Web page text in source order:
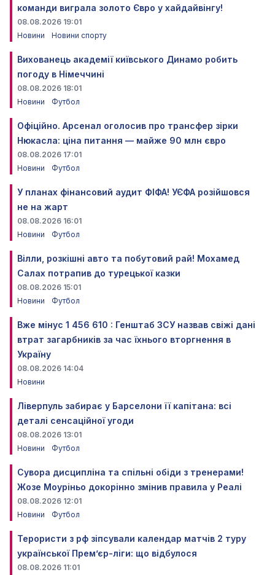
команди виграла золото Євро у хайдайвінгу!
08.08.2026 19:01
Новини
Новини спорту
Вихованець академії київського Динамо робить
погоду в Німеччині
08.08.2026 18:01
Новини
Футбол
Офіційно. Арсенал оголосив про трансфер зірки
Нюкасла: ціна питання — майже 90 млн євро
08.08.2026 17:01
Новини
Футбол
У планах фінансовий аудит ФІФА! УЄФА розійшовся
не на жарт
08.08.2026 16:01
Новини
Футбол
Вілли, розкішні авто та побутовий рай! Мохамед
Салах потрапив до турецької казки
08.08.2026 15:01
Новини
Футбол
Вже мінус 1 456 610 : Генштаб ЗСУ назвав свіжі дані
втрат загарбників за час їхнього вторгнення в
Україну
08.08.2026 14:04
Новини
Ліверпуль забирає у Барселони її капітана: всі
деталі сенсаційної угоди
08.08.2026 13:01
Новини
Футбол
Сувора дисципліна та спільні обіди з тренерами!
Жозе Моуріньо докорінно змінив правила у Реалі
08.08.2026 12:01
Новини
Футбол
Терористи з рф зіпсували календар матчів 2 туру
української Прем’єр-ліги: що відбулося
08.08.2026 11:01